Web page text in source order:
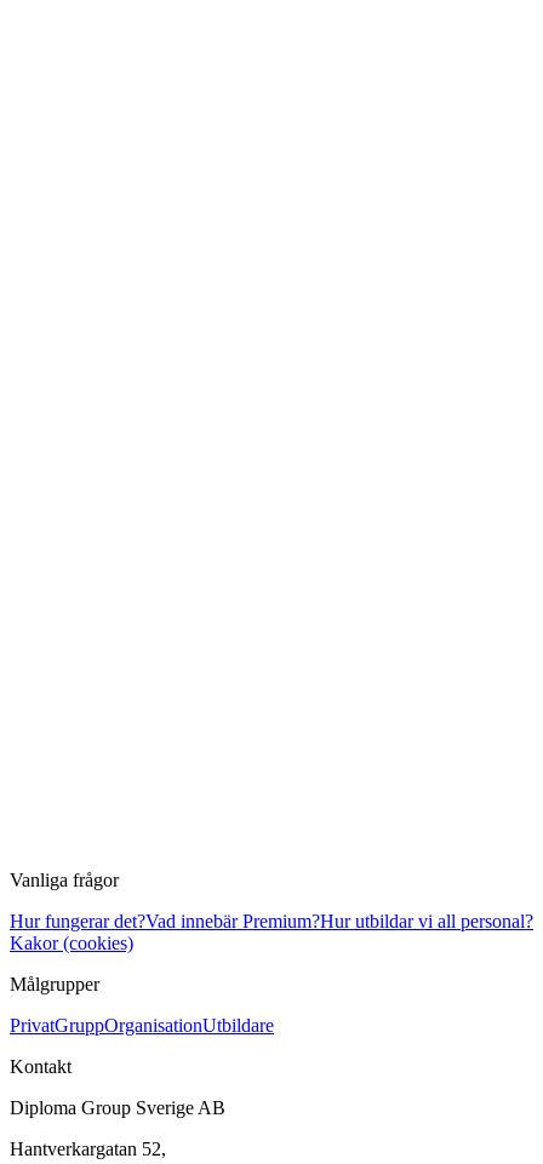
Vanliga frågor
Hur fungerar det?Vad innebär Premium?Hur utbildar vi all personal?
Kakor (cookies)
Målgrupper
PrivatGruppOrganisationUtbildare
Kontakt
Diploma Group Sverige AB
Hantverkargatan 52,